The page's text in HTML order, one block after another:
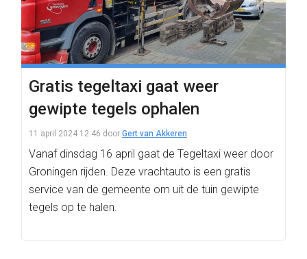
Gratis tegeltaxi gaat weer
gewipte tegels ophalen
11 april 2024 12:46 door Gert van Akkeren
Vanaf dinsdag 16 april gaat de Tegeltaxi weer door
Groningen rijden. Deze vrachtauto is een gratis
service van de gemeente om uit de tuin gewipte
tegels op te halen.